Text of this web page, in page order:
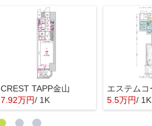
CREST TAPP金山
7.92万円/ 1K 5.5万円/ 1K